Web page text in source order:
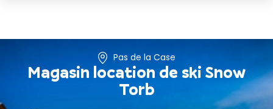
Pas de la Case
Magasin location de ski Snow
Torb